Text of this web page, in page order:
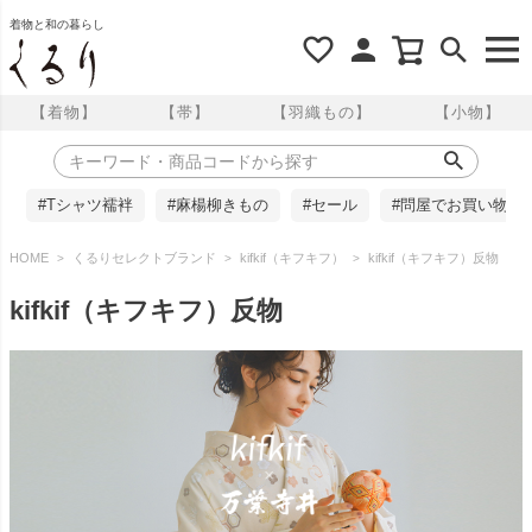
着物と和の暮らし
【着物】 【帯】 【羽織もの】 【小物】
#Tシャツ襦袢 #麻楊柳きもの #セール #問屋でお買い物
HOME くるりセレクトブランド kifkif（キフキフ） kifkif（キフキフ）反物
kifkif（キフキフ）反物